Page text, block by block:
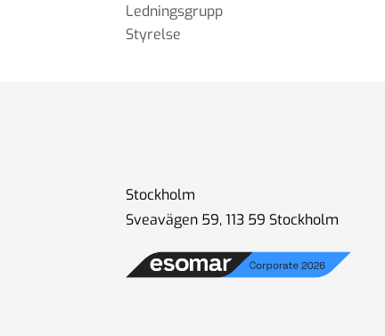
Ledningsgrupp
Styrelse
Stockholm
Sveavägen 59, 113 59 Stockholm